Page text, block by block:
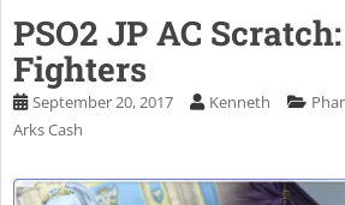
PSO2 JP AC
Fighters
September 20, 2017 Kenneth
Arks Cash